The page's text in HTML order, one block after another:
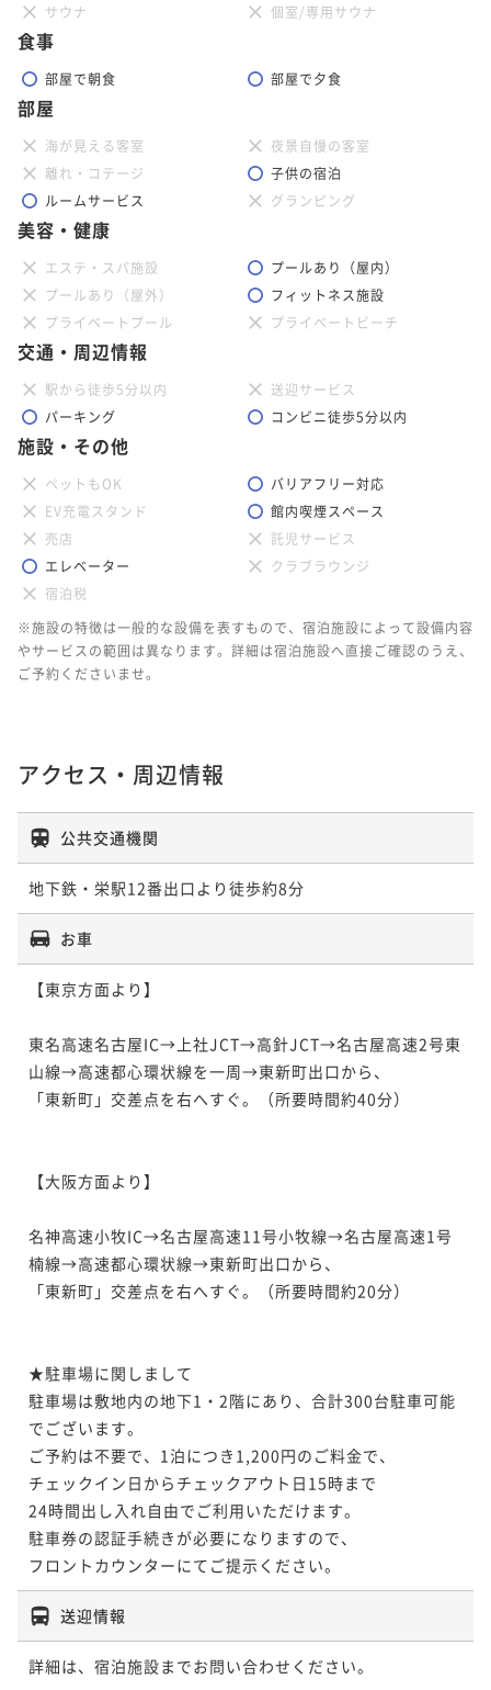
サウナ
個室/専用サウナ
食事
部屋で朝食 部屋で夕食
部屋
海が見える客室
夜景自慢の客室
離れ・コテージ
子供の宿泊
ルームサービス
グランピング
美容・健康
エステ・スパ施設
プールあり（屋内）
プールあり（屋外）
フィットネス施設
プライベートプール
プライベートビーチ
交通・周辺情報
駅から徒歩5分以内
送迎サービス
パーキング
コンビニ徒歩5分以内
施設・その他
ペットもOK
バリアフリー対応
EV充電スタンド
館内喫煙スペース
売店
託児サービス
エレベーター
クラブラウンジ
宿泊税
※施設の特徴は一般的な設備を表すもので、宿泊施設によって設備内容
やサービスの範囲は異なります。詳細は宿泊施設へ直接ご確認のうえ、
ご予約くださいませ。
アクセス・周辺情報
公共交通機関
地下鉄・栄駅12番出口より徒歩約8分
お車
【東京方面より】
東名高速名古屋IC→上社JCT→高針JCT→名古屋高速2号東
山線→高速都心環状線を一周→東新町出口から、
「東新町」交差点を右へすぐ。（所要時間約40分）
【大阪方面より】
名神高速小牧IC→名古屋高速11号小牧線→名古屋高速1号
楠線→高速都心環状線→東新町出口から、
「東新町」交差点を右へすぐ。（所要時間約20分）
★駐車場に関しまして
駐車場は敷地内の地下1・2階にあり、合計300台駐車可能
でございます。
ご予約は不要で、1泊につき1,200円のご料金で、
チェックイン日からチェックアウト日15時まで
24時間出し入れ自由でご利用いただけます。
駐車券の認証手続きが必要になりますので、
フロントカウンターにてご提示ください。
送迎情報
詳細は、宿泊施設までお問い合わせください。